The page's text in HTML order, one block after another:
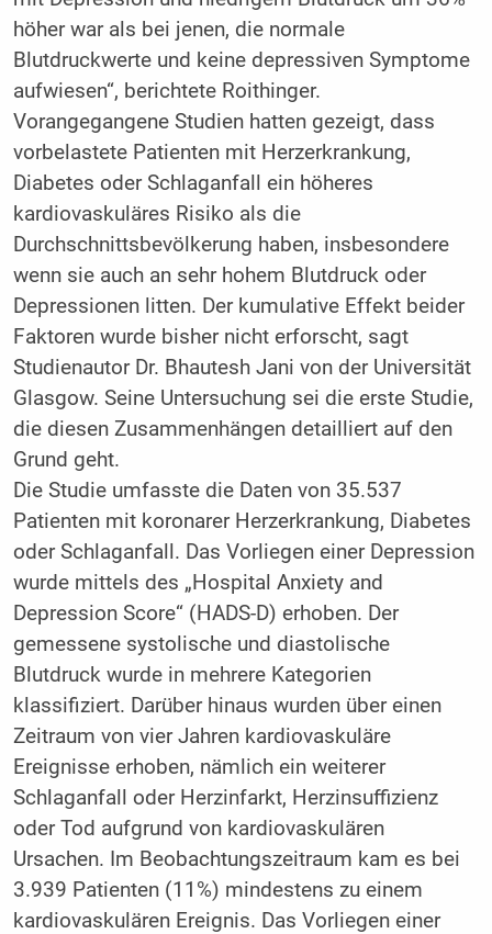
höher war als bei jenen, die normale
Blutdruckwerte und keine depressiven Symptome
aufwiesen“, berichtete Roithinger.
Vorangegangene Studien hatten gezeigt, dass
vorbelastete Patienten mit Herzerkrankung,
Diabetes oder Schlaganfall ein höheres
kardiovaskuläres Risiko als die
Durchschnittsbevölkerung haben, insbesondere
wenn sie auch an sehr hohem Blutdruck oder
Depressionen litten. Der kumulative Effekt beider
Faktoren wurde bisher nicht erforscht, sagt
Studienautor Dr. Bhautesh Jani von der Universität
Glasgow. Seine Untersuchung sei die erste Studie,
die diesen Zusammenhängen detailliert auf den
Grund geht.
Die Studie umfasste die Daten von 35.537
Patienten mit koronarer Herzerkrankung, Diabetes
oder Schlaganfall. Das Vorliegen einer Depression
wurde mittels des „Hospital Anxiety and
Depression Score“ (HADS-D) erhoben. Der
gemessene systolische und diastolische
Blutdruck wurde in mehrere Kategorien
klassifiziert. Darüber hinaus wurden über einen
Zeitraum von vier Jahren kardiovaskuläre
Ereignisse erhoben, nämlich ein weiterer
Schlaganfall oder Herzinfarkt, Herzinsuffizienz
oder Tod aufgrund von kardiovaskulären
Ursachen. Im Beobachtungszeitraum kam es bei
3.939 Patienten (11%) mindestens zu einem
kardiovaskulären Ereignis. Das Vorliegen einer